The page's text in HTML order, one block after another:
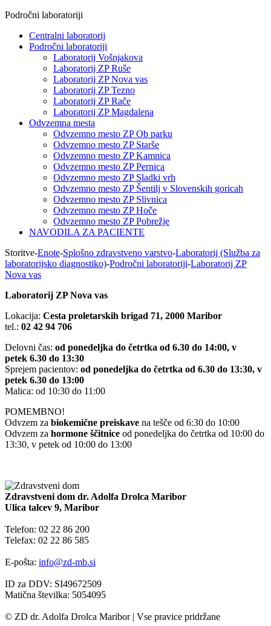
Področni laboratoriji
Centralni laboratorij
Področni laboratoriji
Laboratorij Vošnjakova
Laboratorij ZP Ruše
Laboratorij ZP Nova vas
Laboratorij ZP Tezno
Laboratorij ZP Rače
Laboratorij ZP Magdalena
Odvzemna mesta
Odvzemno mesto ZP Ob parku
Odvzemno mesto ZP Starše
Odvzemno mesto ZP Kamnica
Odvzemno mesto ZP Pernica
Odvzemno mesto ZP Sladki vrh
Odvzemno mesto ZP Šentilj v Slovenskih goricah
Odvzemno mesto ZP Slivnica
Odvzemno mesto ZP Hoče
Odvzemno mesto ZP Pobrežje
NAVODILA ZA PACIENTE
Storitve-Enote-Splošno zdravstveno varstvo-Laboratorij (Služba za
laboratorijsko diagnostiko)-Področni laboratoriji-Laboratorij ZP
Nova vas
Laboratorij ZP Nova vas
Lokacija: Cesta proletarskih brigad 71, 2000 Maribor
tel.: 02 42 94 706
Delovni čas: od ponedeljka do četrtka od 6.30 do 14:00, v
petek 6.30 do 13:30
Sprejem pacientov: od ponedeljka do četrtka od 6.30 do 13:30, v
petek 6.30 do 13:00
Malica: od 10:30 do 11:00
POMEMBNO!
Odvzem za biokemične preiskave na tešče od 6:30 do 10:00
Odvzem za hormone ščitnice od ponedeljka do četrtka od 10:00 do
13:30, v petek od 10:00 do 13:00
Zdravstveni dom dr. Adolfa Drolca Maribor
Ulica talcev 9, Maribor
Telefon: 02 22 86 200
Telefax: 02 22 86 585
E-pošta: info@zd-mb.si
ID za DDV: SI49672509
Matična številka: 5054095
© ZD dr. Adolfa Drolca Maribor | Vse pravice pridržane